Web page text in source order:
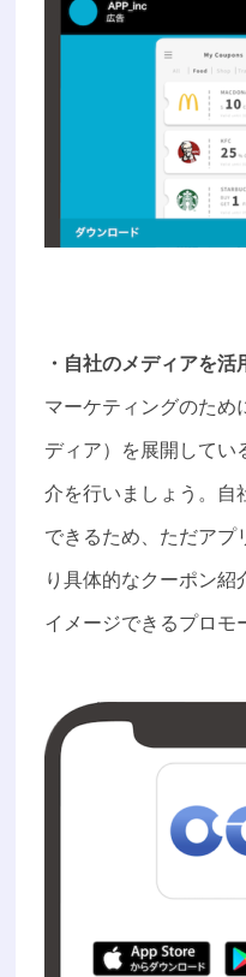
・自社のメディアを活
マーケティングのため
ディア）を展開してい
介を行いましょう。自
できるため、ただアプ
り具体的なクーポン
イメージできるプロモ